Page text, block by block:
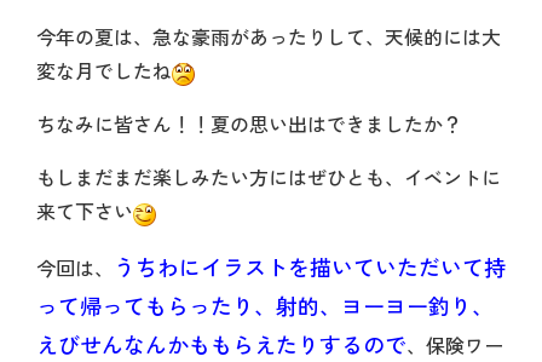
今年の夏は、急な豪雨があったりして、天候的には大
変な月でしたね
ちなみに皆さん！！夏の思い出はできましたか？
もしまだまだ楽しみたい方にはぜひとも、イベントに
来て下さい
今回は、
うちわにイラストを描いていただいて持
って帰ってもらったり、射的、ヨーヨー釣り、
えびせんなんかももらえたりするので、保険ワー